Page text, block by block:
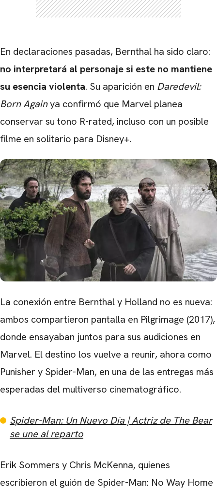
En declaraciones pasadas, Bernthal ha sido claro:
no interpretará al personaje si este no mantiene
su esencia violenta. Su aparición en Daredevil:
Born Againya confirmó que Marvel planea
conservar su tono R-rated, incluso con un posible
filme en solitario para Disney+.
La conexión entre Bernthal y Holland no es nueva:
ambos compartieron pantalla en Pilgrimage (2017),
donde ensayaban juntos para sus audiciones en
Marvel. El destino los vuelve a reunir, ahora como
Punisher y Spider-Man, en una de las entregas más
esperadas del multiverso cinematográfico.
Spider-Man: Un Nuevo Día | Actriz de The Bear
se une al reparto
Erik Sommers y Chris McKenna, quienes
escribieron el guión de Spider-Man: No Way Home
CARREGANDO PUBLICIDADE